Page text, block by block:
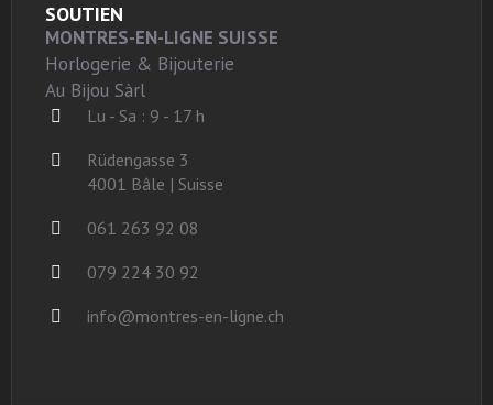
SOUTIEN
MONTRES-EN-LIGNE SUISSE
Horlogerie & Bijouterie
Au Bijou Sàrl
Lu - Sa : 9 - 17 h
Rüdengasse 3
4001 Bâle | Suisse
061 263 92 08
079 224 30 92
info@montres-en-ligne.ch